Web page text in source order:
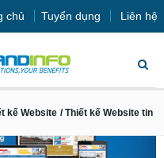
chủ Tuyển dụng Liên hệ
kế Website / Thiết kế Website tin